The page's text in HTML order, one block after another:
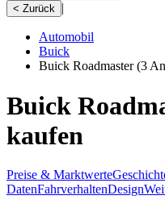
< Zurück |
Automobil
Buick
Buick Roadmaster(3
Buick
kaufen
Preise & Marktwerte
DatenFahrverhaltenDesign